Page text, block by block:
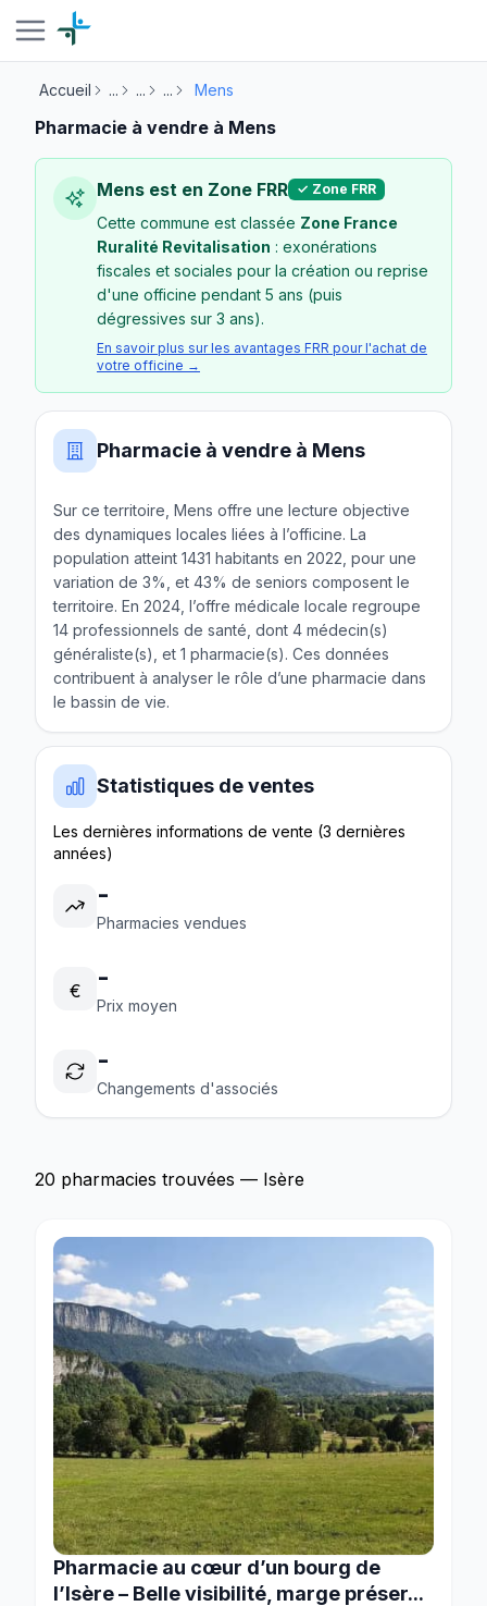
Accueil ... ... ... Mens
Pharmacie à vendre à Mens
Mens est en Zone FRR ✓ Zone FRR
Cette commune est classée Zone France
Ruralité Revitalisation : exonérations
fiscales et sociales pour la création ou reprise
d'une officine pendant 5 ans (puis
dégressives sur 3 ans).
En savoir plus sur les avantages FRR pour l'achat de
votre officine →
Pharmacie à vendre à Mens
Sur ce territoire, Mens offre une lecture objective
des dynamiques locales liées à l’officine. La
population atteint 1431 habitants en 2022, pour une
variation de 3%, et 43% de seniors composent le
territoire. En 2024, l’offre médicale locale regroupe
14 professionnels de santé, dont 4 médecin(s)
généraliste(s), et 1 pharmacie(s). Ces données
contribuent à analyser le rôle d’une pharmacie dans
le bassin de vie.
Statistiques de ventes
Les dernières informations de vente (3 dernières
années)
-
Pharmacies vendues
€ -
Prix moyen
-
Changements d'associés
20 pharmacies trouvées — Isère
Pharmacie au cœur d’un bourg de
l’Isère – Belle visibilité, marge préser...